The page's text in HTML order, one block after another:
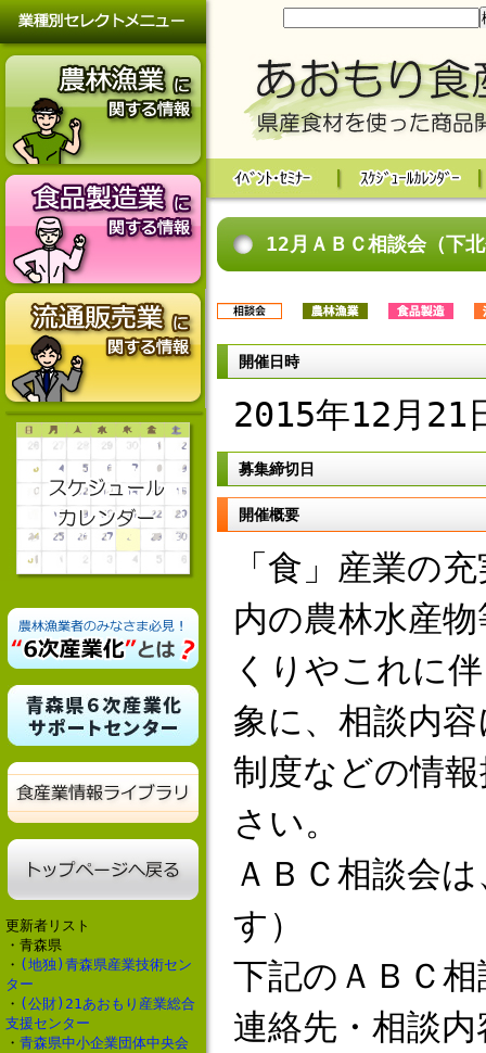
更新者リスト
・青森県
・ (地独)青森県産業技術セン
ター
・ (公財)21あおもり産業総合
支援センター
・ 青森県中小企業団体中央会
12月ＡＢＣ相談会（下
開催日時
2015年12月
募集締切日
開催概要
「食」産業の
内の農林水産
くりやこれに
象に、相談内
制度などの情
さい。
ＡＢＣ相談会
す）
下記のＡＢＣ
連絡先・相談